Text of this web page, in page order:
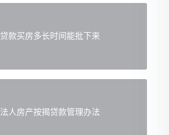
贷款买房多长时间能批下来
法人房产按揭贷款管理办法